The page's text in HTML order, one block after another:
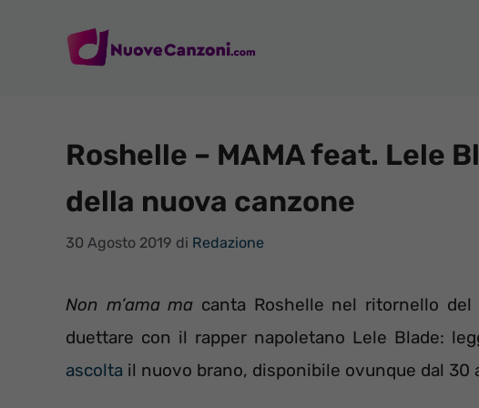
Roshelle – MAMA feat. Lele
della nuova canzone
30 Agosto 2019 di Redazione
Non m’ama ma canta Roshelle nel ritornello
duettare con il rapper napoletano Lele Blade:
ascolta il nuovo brano, disponibile ovunque dal 30